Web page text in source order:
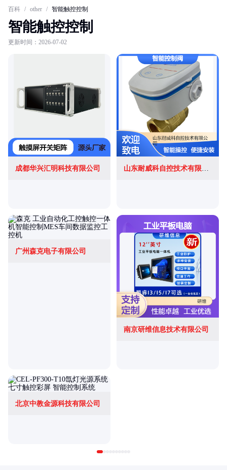
百科 / other / 智能触控控制
智能触控控制
更新时间：2026-07-02
成都华兴汇明科技有限公司 山东耐威科自控技术有限公司
广州森克电子有限公司
南京研维信息技术有限公司
北京中教金源科技有限公司